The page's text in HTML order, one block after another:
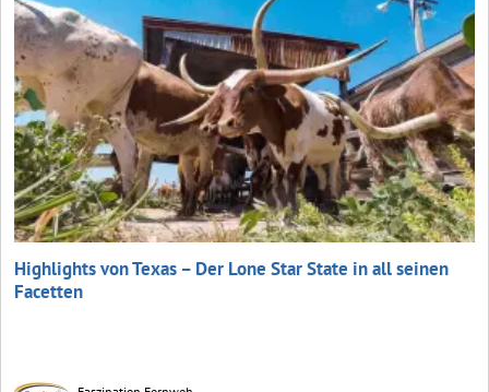
Highlights von Texas – Der Lone Star State in all seinen
Facetten